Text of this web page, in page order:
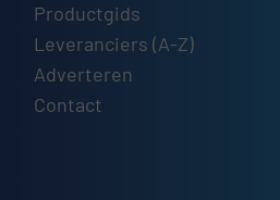
Productgids
Leveranciers (A-Z)
Adverteren
Contact